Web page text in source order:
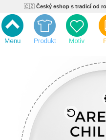
🇨🇿 Český eshop s tradicí od
Ekologický a zdravotně
💡Inovativní výroba
Rychlé dodání
Kvalita pod kontrolou jsme
Český eshop s tradicí od